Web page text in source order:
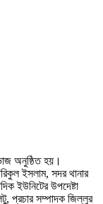
অনুষ্ঠিত হয়।
ইসলাম, সদর থানার
ইউনিটের উপদেষ্টা
প্রচার সম্পাদক জিল্লুর